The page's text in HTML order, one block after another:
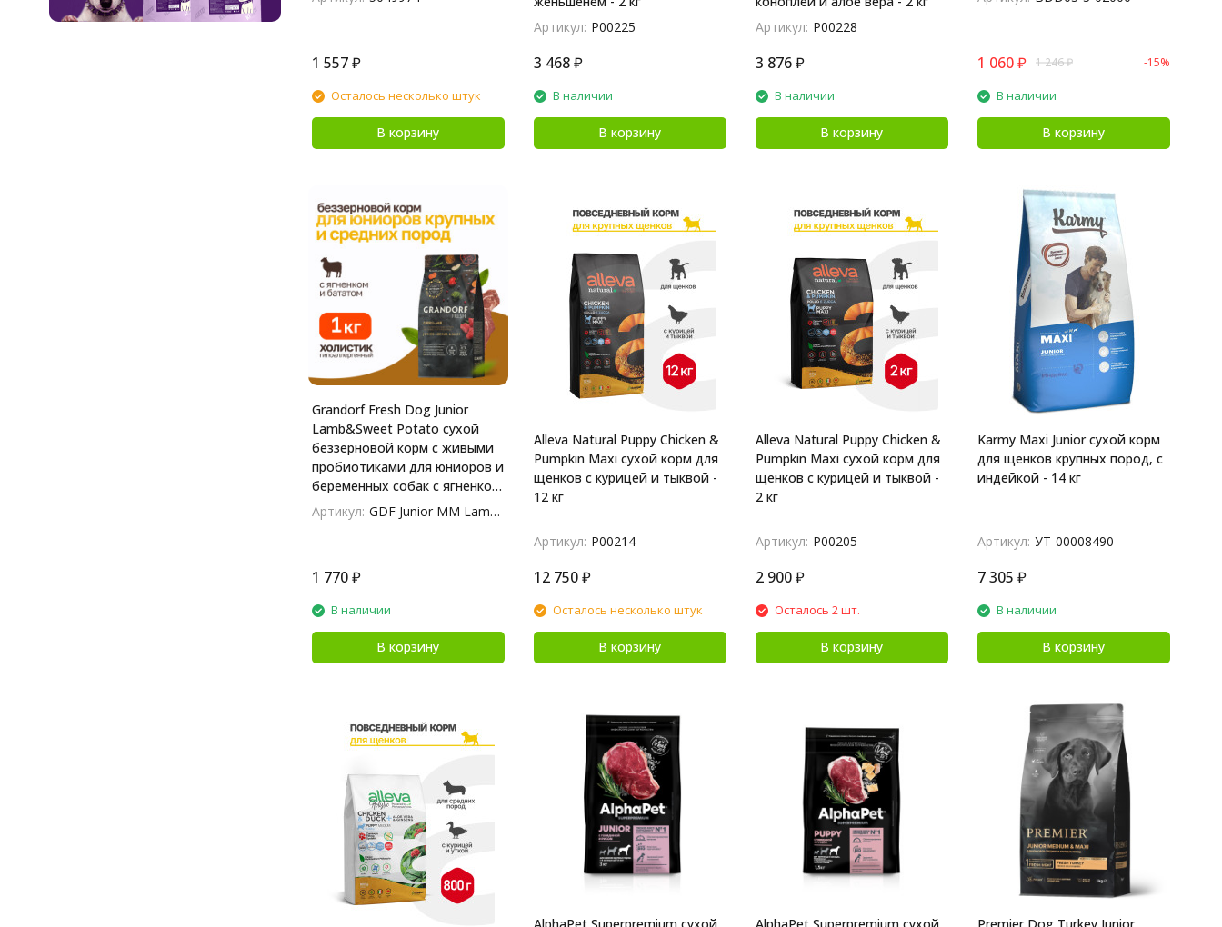
1 557 ₽
Осталось несколько штук
В корзину
Артикул: P00225
3 468 ₽
В наличии
В корзину
Артикул: P00228
3 876 ₽
В наличии
В корзину
1 060 ₽ 1 246₽ -15%
В наличии
В корзину
Grandorf Fresh Dog Junior
Lamb&Sweet Potato сухой
беззерновой корм с живыми
пробиотиками для юниоров и
беременных собак с ягненком
и бататом - 1 кг
Артикул: GDF Junior MM Lamb 1
1 770 ₽
В наличии
В корзину
Alleva Natural Puppy Chicken &
Pumpkin Maxi сухой корм для
щенков с курицей и тыквой -
12 кг
Артикул: P00214
12 750 ₽
Осталось несколько штук
В корзину
Alleva Natural Puppy Chicken &
Pumpkin Maxi сухой корм для
щенков с курицей и тыквой -
2 кг
Артикул: P00205
2 900 ₽
Осталось 2 шт.
В корзину
Karmy Maxi Junior сухой корм
для щенков крупных пород, с
индейкой - 14 кг
Артикул: УТ-00008490
7 305 ₽
В наличии
В корзину